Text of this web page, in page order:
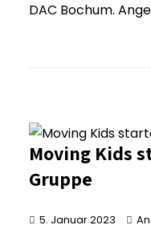
DAC Bochum.
Moving Kids
Gruppe
5. Januar 2023